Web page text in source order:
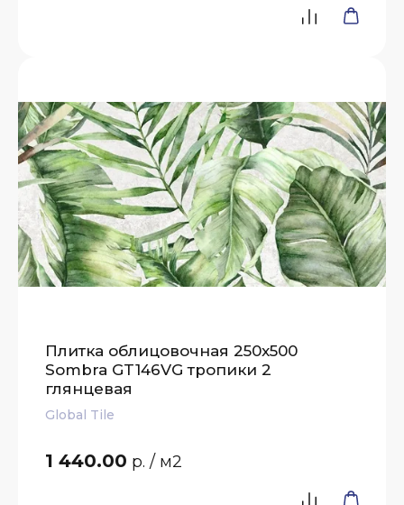
Плитка облицовочная 250x500
Sombra GT146VG тропики 2
глянцевая
Global Tile
1 440.00 р. / м2